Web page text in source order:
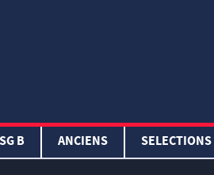
B ANCIENS SELECTIONS